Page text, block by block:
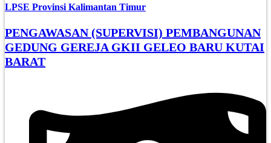
LPSE Provinsi Kalimantan Timur
PENGAWASAN (SUPERVISI) PEMBANGUNAN
GEDUNG GEREJA GKII GELEO BARU KUTAI
BARAT